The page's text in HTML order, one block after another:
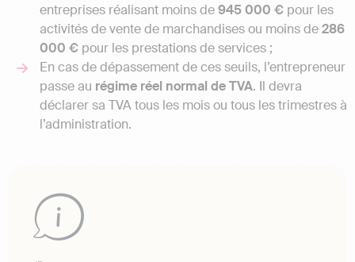
entreprises réalisant moins de945 000 € pour les
activités de vente de marchandises ou moins de286
000 € pour les prestations de services ;
En cas de dépassement de ces seuils, l’entrepreneur
passe au régime réel normal de TVA. Il devra
déclarer sa TVA tous les mois ou tous les trimestres à
l’administration.